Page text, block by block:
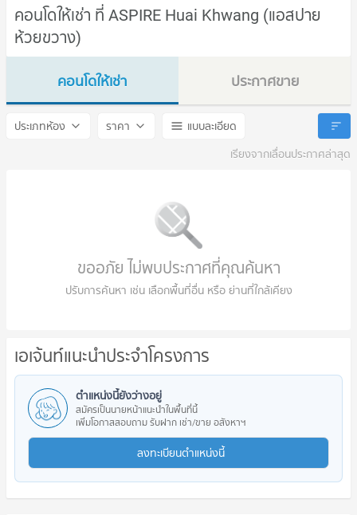
คอนโดให้เช่า ที่ ASPIRE Huai Khwang (แอสปาย
ห้วยขวาง)
คอนโดให้เช่า
ASPIRE Huai Khwang
ประกาศขาย
ASPIRE Huai Khwang
ประเภทห้อง ราคา
แบบละเอียด
เรียงจากเลื่อนประกาศล่าสุด
ขออภัย ไม่พบประกาศที่คุณค้นหา
ปรับการค้นหา เช่น เลือกพื้นที่อื่น หรือ ย่านที่ใกล้เคียง
เอเจ้นท์แนะนำประจำโครงการ
ตำแหน่งนี้ยังว่างอยู่
สมัครเป็นนายหน้าแนะนำในพื้นที่นี้
เพิ่มโอกาสสอบถาม รับฝาก เช่า/ขาย อสังหาฯ
ลงทะเบียนตำแหน่งนี้